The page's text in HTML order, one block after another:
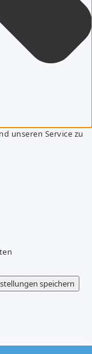
unseren Service zu
speichern